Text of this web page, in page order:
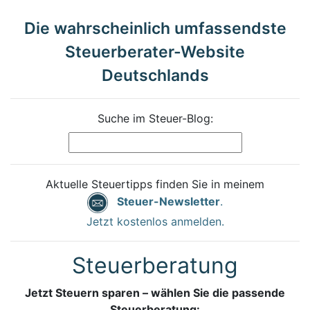
Die wahrscheinlich umfassendste
Steuerberater-Website
Deutschlands
Suche im Steuer-Blog:
Aktuelle Steuertipps finden Sie in meinem
Steuer-Newsletter.
Jetzt kostenlos anmelden.
Steuerberatung
Jetzt Steuern sparen – wählen Sie die passende